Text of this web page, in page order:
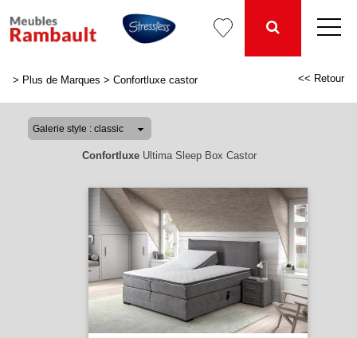
> Plus de Marques > Confortluxe castor << Retour
ConfortluxeUltima Sleep Box Castor